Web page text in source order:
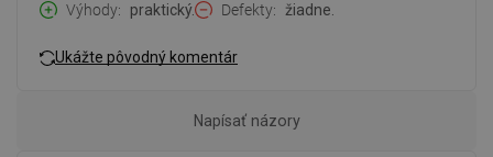
Výhody
praktický. Defekty žiadne.
Ukážte pôvodný komentár
Napísať názory